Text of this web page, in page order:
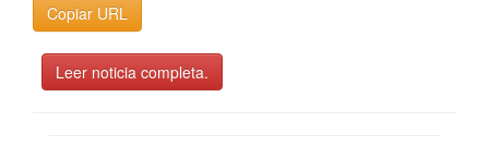
Copiar URL
Leer noticia completa.